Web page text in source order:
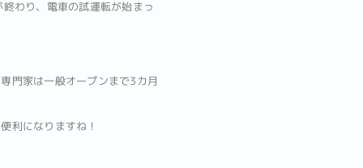
わり、電車の試運転が始まっ
門家は一般オープンまで3カ月
利になりますね！